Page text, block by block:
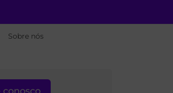
Sobre nós
conosco